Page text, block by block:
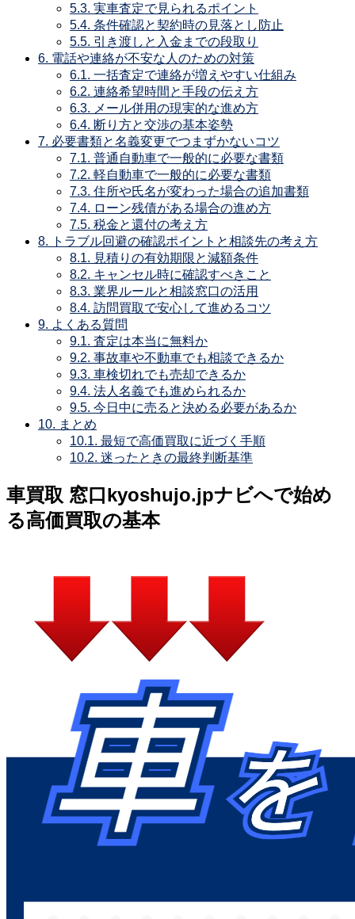
5.3. 実車査定で見られるポイント
5.4. 条件確認と契約時の見落とし防止
5.5. 引き渡しと入金までの段取り
6. 電話や連絡が不安な人のための対策
6.1. 一括査定で連絡が増えやすい仕組み
6.2. 連絡希望時間と手段の伝え方
6.3. メール併用の現実的な進め方
6.4. 断り方と交渉の基本姿勢
7. 必要書類と名義変更でつまずかないコツ
7.1. 普通自動車で一般的に必要な書類
7.2. 軽自動車で一般的に必要な書類
7.3. 住所や氏名が変わった場合の追加書類
7.4. ローン残債がある場合の進め方
7.5. 税金と還付の考え方
8. トラブル回避の確認ポイントと相談先の考え方
8.1. 見積りの有効期限と減額条件
8.2. キャンセル時に確認すべきこと
8.3. 業界ルールと相談窓口の活用
8.4. 訪問買取で安心して進めるコツ
9. よくある質問
9.1. 査定は本当に無料か
9.2. 事故車や不動車でも相談できるか
9.3. 車検切れでも売却できるか
9.4. 法人名義でも進められるか
9.5. 今日中に売ると決める必要があるか
10. まとめ
10.1. 最短で高価買取に近づく手順
10.2. 迷ったときの最終判断基準
車買取 窓口kyoshujo.jpナビへで始め
る高価買取の基本